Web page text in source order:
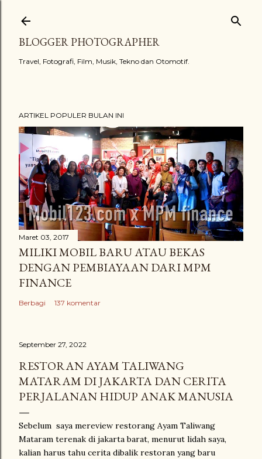
BLOGGER PHOTOGRAPHER
Travel, Fotografi, Film, Musik, Tekno dan Otomotif.
ARTIKEL POPULER BULAN INI
Maret 03, 2017
MILIKI MOBIL BARU ATAU BEKAS
DENGAN PEMBIAYAAN DARI MPM
FINANCE
Berbagi 137 komentar
September 27, 2022
RESTORAN AYAM TALIWANG
MATARAM DI JAKARTA DAN CERITA
PERJALANAN HIDUP ANAK MANUSIA
Sebelum saya mereview restorang Ayam Taliwang
Mataram terenak di jakarta barat, menurut lidah saya,
kalian harus tahu cerita dibalik restoran yang baru